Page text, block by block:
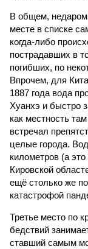
В общем, недаром
месте в списке
когда-либо
пострадавших в
погибших, по
Впрочем, для
1887 года вода
Хуанхэ и быстро
как местность
встречал
целые города.
километров (а
Кировской
ещё столько же
катастрофой
Третье место по
бедствий
ставший самым